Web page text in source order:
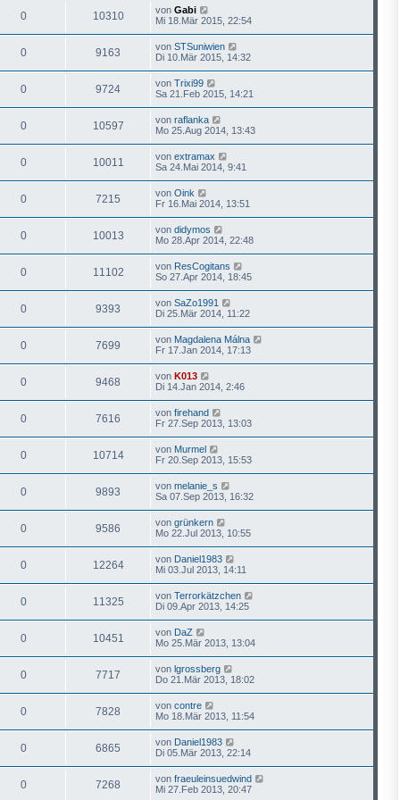
0 10310 von Gabi
Mi 18.Mär 2015, 22:54
0 9163 von STSuniwien
Di 10.Mär 2015, 14:32
0 9724 von Trixi99
Sa 21.Feb 2015, 14:21
0 10597 von raflanka
Mo 25.Aug 2014, 13:43
0 10011 von extramax
Sa 24.Mai 2014, 9:41
0 7215 von Oink
Fr 16.Mai 2014, 13:51
0 10013 von didymos
Mo 28.Apr 2014, 22:48
0 11102 von ResCogitans
So 27.Apr 2014, 18:45
0 9393 von SaZo1991
Di 25.Mär 2014, 11:22
0 7699 von Magdalena Málna
Fr 17.Jan 2014, 17:13
0 9468 von K013
Di 14.Jan 2014, 2:46
0 7616 von firehand
Fr 27.Sep 2013, 13:03
0 10714 von Murmel
Fr 20.Sep 2013, 15:53
0 9893 von melanie_s
Sa 07.Sep 2013, 16:32
0 9586 von grünkern
Mo 22.Jul 2013, 10:55
0 12264 von Daniel1983
Mi 03.Jul 2013, 14:11
0 11325 von Terrorkätzchen
Di 09.Apr 2013, 14:25
0 10451 von DaZ
Mo 25.Mär 2013, 13:04
0 7717 von lgrossberg
Do 21.Mär 2013, 18:02
0 7828 von contre
Mo 18.Mär 2013, 11:54
0 6865 von Daniel1983
Di 05.Mär 2013, 22:14
0 7268 von fraeuleinsuedwind
Mi 27.Feb 2013, 20:47